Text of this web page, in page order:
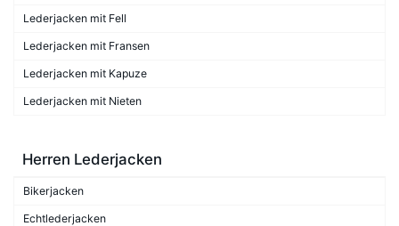
Lederjacken mit Fell
Lederjacken mit Fransen
Lederjacken mit Kapuze
Lederjacken mit Nieten
Herren Lederjacken
Bikerjacken
Echtlederjacken